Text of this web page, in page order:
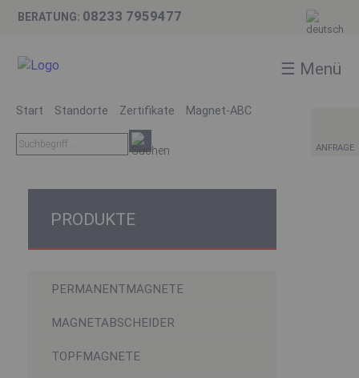
ANFRAGE
BERATUNG: 08233 7959477
Start Standorte Zertifikate Magnet-ABC
☰ Menü
×
PHILOSOPHIE
ANFRAGE
PRODUKTE
PERMANENTMAGNETE
MAGNETABSCHEIDER
TOPFMAGNETE